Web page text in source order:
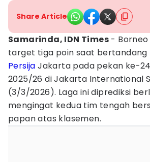
Share Article
Samarinda, IDN Times - Borneo
target tiga poin saat bertandang
Persija Jakarta pada pekan ke-
2025/26 di Jakarta International
(3/3/2026). Laga ini diprediksi
mengingat kedua tim tengah
papan atas klasemen.